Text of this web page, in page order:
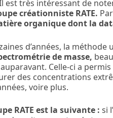
Il est très intéressant de
créationniste RATE.
organique dont la
d’années, la
de masse,
Celle-ci a
des concentrations
voire plus.
RATE est la suivante :si